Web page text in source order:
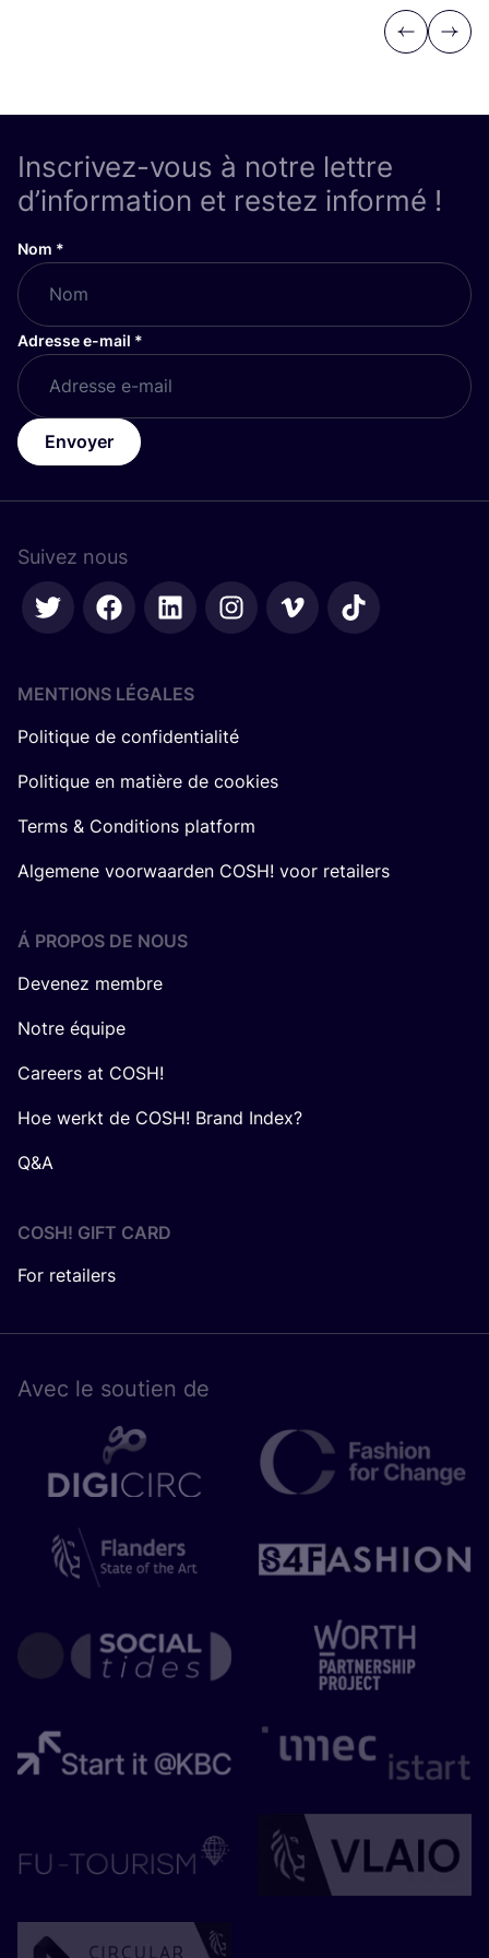
Previous
Next
Inscrivez-vous à notre lettre
d’information et restez informé !
Nom *
Adresse e-mail *
Envoyer
Suivez nous
MENTIONS LÉGALES
Politique de confidentialité
Politique en matière de cookies
Terms & Conditions platform
Algemene voorwaarden COSH! voor retailers
Á PROPOS DE NOUS
Devenez membre
Notre équipe
Careers at COSH!
Hoe werkt de COSH! Brand Index?
Q&A
COSH! GIFT CARD
For retailers
Avec le sou­tien de